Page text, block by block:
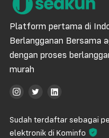
Platform pertama di
Berlangganan Bersama
dengan proses
murah
Sudah terdaftar sebagai
elektronik di Kominfo